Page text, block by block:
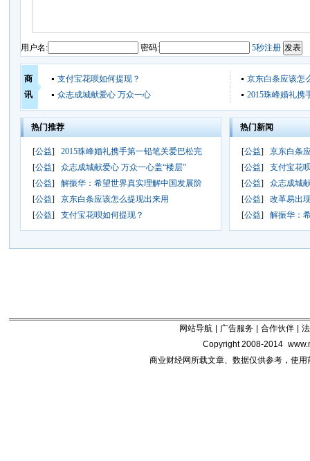
用户名: 密码: 5秒注册
商
讯
支付宝花呗如何提现？
京东白条应该怎
众志成城献爱心 万众一心
2015珠峰婚礼携
热门推荐
[公益]
2015珠峰婚礼携手第一铅笔关爱巴松完
[公益]
众志成城献爱心 万众一心盖“楼层”
[公益]
解振华：希望世界真实理解中国发展阶
[公益]
京东白条应该怎么提现出来用
[公益] 支付宝花呗如何提现？
热门新闻
[公益]
京东白条
[公益]
支付宝花
[公益]
众志成城
[公益]
改革易出
[公益] 解振华：
网站导航 广告服务 合作伙伴
Copyright 2008-2014
商业财经网所载文章、数据仅供参考，使